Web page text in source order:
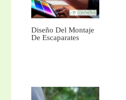
Diseño Del Montaje
De Escaparates